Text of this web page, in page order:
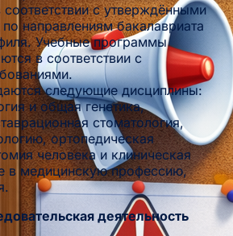
соответствии с утверждёнными
направлениям бакалавриата
Учебные программы
в соответствии с
следующие дисциплины:
и общая генетика,
стоматология,
ортопедическая
человека и клиническая
в медицинскую профессию,
деятельность